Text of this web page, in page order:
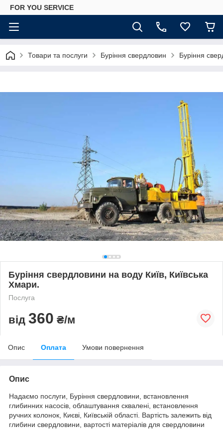
FOR YOU SERVICE
Товари та послуги Буріння свердловин Буріння
Буріння свердловини на воду Київ, Київська
Хмари.
Послуга
від 360 ₴/м
Опис Оплата Умови повернення
Опис
Надаємо послуги, Буріння свердловини, встановлення
глибинних насосів, облаштування сквалені, встановлення
ручних колонок, Києві, Київській області. Вартість залежить від
глибини свердловини, вартості матеріалів для свердловини